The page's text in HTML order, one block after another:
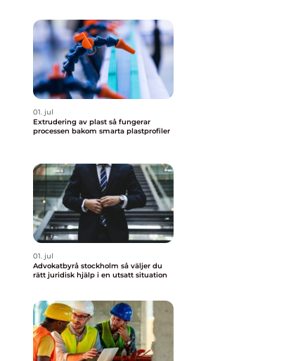
01. jul
Extrudering av plast så fungerar
processen bakom smarta plastprofiler
01. jul
Advokatbyrå stockholm så väljer du
rätt juridisk hjälp i en utsatt situation